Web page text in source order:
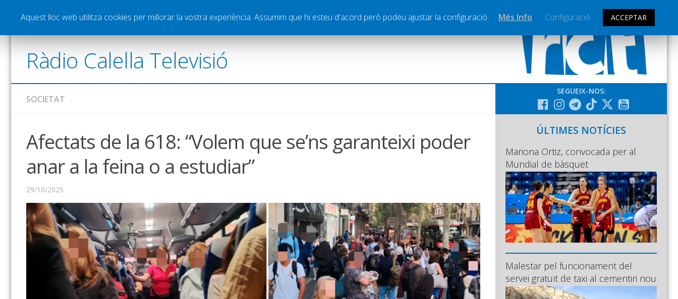
Notícies Esports Pòdcasts Vídeos Graella Publicitat Contacte
Ràdio Calella Televisió
SOCIETAT
Afectats de la 618: “Volem que se’ns garanteixi poder
anar a la feina o a estudiar”
29/10/2025
SEGUEIX-NOS:
ÚLTIMES NOTÍCIES
Mariona Ortiz, convocada per al
Mundial de bàsquet
Malestar pel funcionament del
servei gratuït de taxi al cementiri nou
Aquest lloc web utilitza cookies per millorar la vostra experiència. Assumim que hi esteu d'acord però podeu ajustar la configuració. Més Info Configuració ACCEPTAR